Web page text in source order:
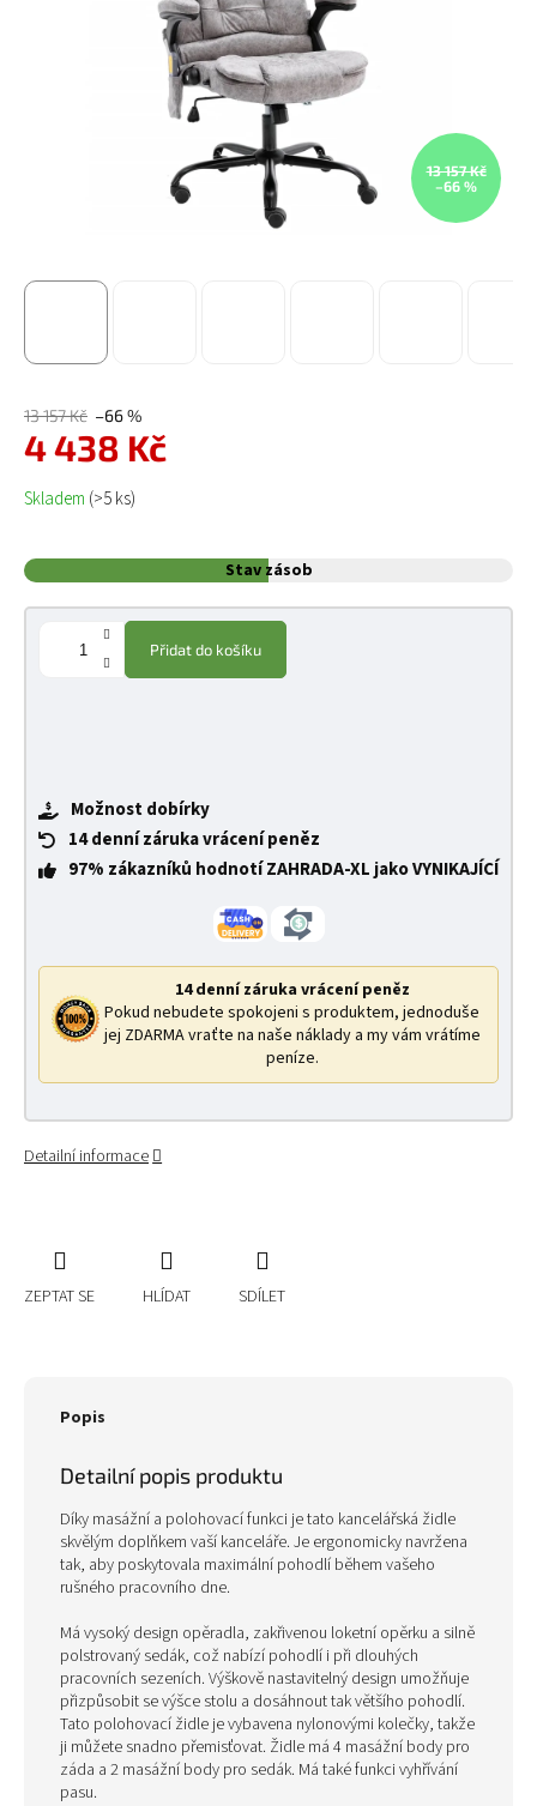
13 157 Kč
–66 %
13 157 Kč –66 %
4 438 Kč
Měrná cena:
Skladem (>5 ks)
Stav zásob
Přidat do košíku
Možnost dobírky
14 denní záruka vrácení peněz
97% zákazníků hodnotí ZAHRADA-XL jako VYNIKAJÍCÍ
14 denní záruka vrácení peněz
Pokud nebudete spokojeni s produktem, jednoduše
jej ZDARMA vraťte na naše náklady a my vám vrátíme
peníze.
Detailní informace
ZEPTAT SE HLÍDAT SDÍLET
Popis
Detailní popis produktu
Díky masážní a polohovací funkci je tato kancelářská židle
skvělým doplňkem vaší kanceláře. Je ergonomicky navržena
tak, aby poskytovala maximální pohodlí během vašeho
rušného pracovního dne.
Má vysoký design opěradla, zakřivenou loketní opěrku a silně
polstrovaný sedák, což nabízí pohodlí i při dlouhých
pracovních sezeních. Výškově nastavitelný design umožňuje
přizpůsobit se výšce stolu a dosáhnout tak většího pohodlí.
Tato polohovací židle je vybavena nylonovými kolečky, takže
ji můžete snadno přemisťovat. Židle má 4 masážní body pro
záda a 2 masážní body pro sedák. Má také funkci vyhřívání
pasu.